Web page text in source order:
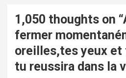
1,050 thoughts on “
fermer
oreilles,tes yeux et
tu reussira dans la